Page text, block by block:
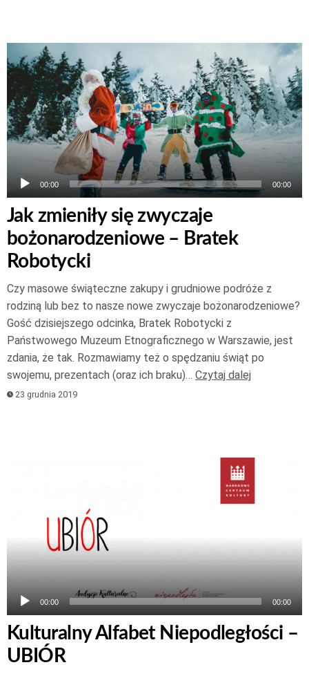
Odtwarzacz
plików
dźwiękowych
00:00 00:00
Jak zmieniły się zwyczaje
bożonarodzeniowe – Bratek
Robotycki
Czy masowe świąteczne zakupy i grudniowe podróże z
rodziną lub bez to nasze nowe zwyczaje bożonarodzeniowe?
Gość dzisiejszego odcinka, Bratek Robotycki z
Państwowego Muzeum Etnograficznego w Warszawie, jest
zdania, że tak. Rozmawiamy też o spędzaniu świąt po
swojemu, prezentach (oraz ich braku)… Czytaj dalej
23 grudnia 2019
00:00 00:00
Kulturalny Alfabet Niepodległości –
UBIÓR